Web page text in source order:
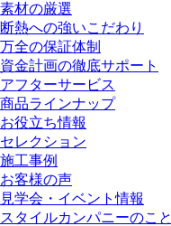
素材の厳選
断熱への強いこだわり
万全の保証体制
資金計画の徹底サポート
アフターサービス
商品ラインナップ
お役立ち情報
セレクション
施工事例
お客様の声
見学会・イベント情報
スタイルカンパニーのこと